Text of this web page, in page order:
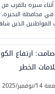
أثناء سيره بالقرب
في محافظة
الذين
صامت: ارتفاع
الخطر
2025 - 07:55 م